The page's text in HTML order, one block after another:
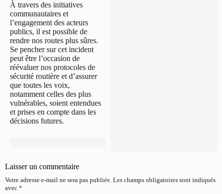
À travers des initiatives
communautaires et
l’engagement des acteurs
publics, il est possible de
rendre nos routes plus sûres.
Se pencher sur cet incident
peut être l’occasion de
réévaluer nos protocoles de
sécurité routière et d’assurer
que toutes les voix,
notamment celles des plus
vulnérables, soient entendues
et prises en compte dans les
décisions futures.
Laisser un commentaire
Votre adresse e-mail ne sera pas publiée. Les champs obligatoires sont indiqués
avec *